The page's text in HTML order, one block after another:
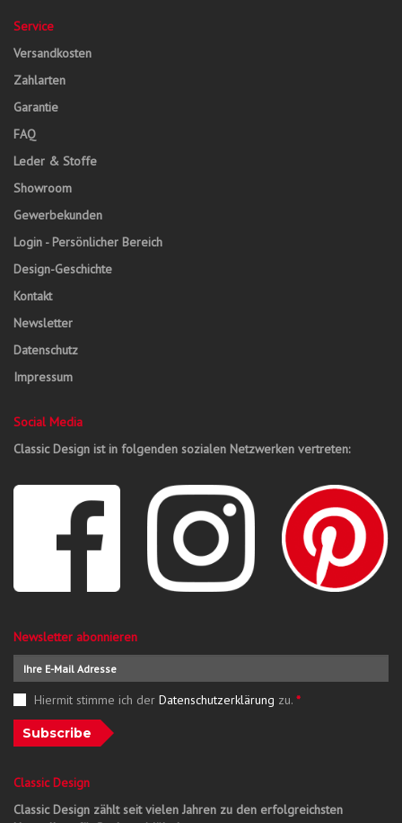
Service
Versandkosten
Zahlarten
Garantie
FAQ
Leder & Stoffe
Showroom
Gewerbekunden
Login - Persönlicher Bereich
Design-Geschichte
Kontakt
Newsletter
Datenschutz
Impressum
Social Media
Classic Design ist in folgenden sozialen Netzwerken vertreten:
Newsletter abonnieren
Hiermit stimme ich der Datenschutzerklärung zu. *
Subscribe
Classic Design
Classic Design zählt seit vielen Jahren zu den erfolgreichsten